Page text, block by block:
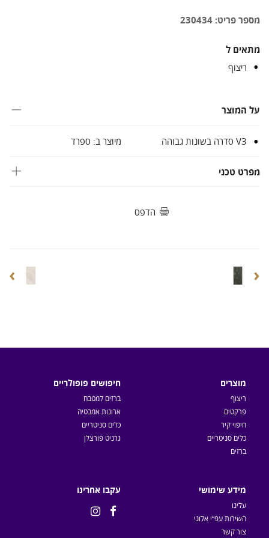
מספר פריט: 230434
מתאים ל
ריצוף
על המוצר
V3 סדרה בשונות גבוהה מיוצר ב: ספרד
מפרט טכני
הדפס
‹
›
מוצרים
ריצוף
פרקטים
חיפוי קיר
כלים סניטריים
ברזים
חיפושים פופולריים
ברזים למטבח
ארונות אמבטיה
כלים סניטריים
גרניט פורצלן
מידע שימושי
עלינו
השירות עפ״י אלוני
צור קשר
עקבו אחרינו

